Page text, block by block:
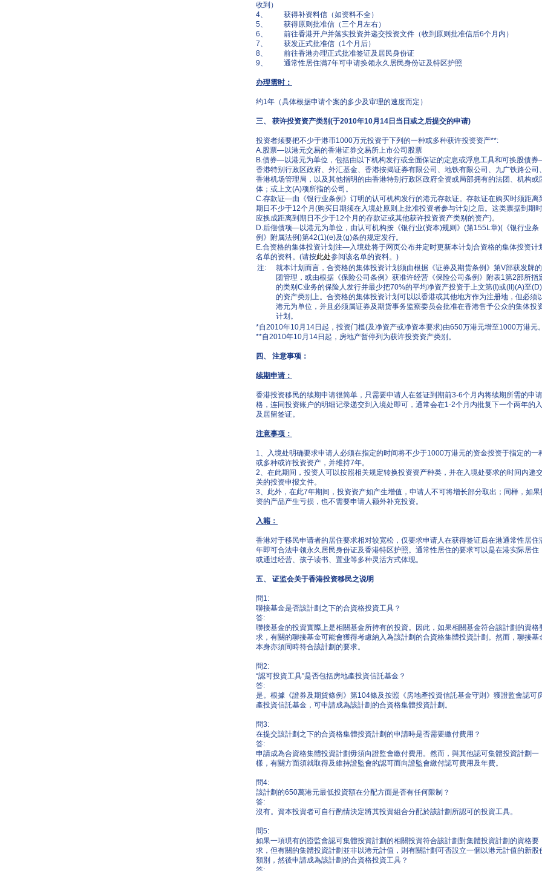
收到）
4、 获得补资料信（如资料不全）
5、 获得原则批准信（三个月左右）
6、 前往香港开户并落实投资并递交投资文件（收到原则批准信后6个月内）
7、 获发正式批准信（1个月后）
8、 前往香港办理正式批准签证及居民身份证
9、 通常性居住满7年可申请换领永久居民身份证及特区护照
办理需时：
约1年（具体根据申请个案的多少及审理的速度而定）
三、 获许投资资产类别(于2010年10月14日当日或之后提交的申请)
投资者须要把不少于港币1000万元投资于下列的一种或多种获许投资资产**:
A.股票—以港元交易的香港证券交易所上市公司股票
B.债券—以港元为单位，包括由以下机构发行或全面保证的定息或浮息工具和可换股债
香港特别行政区政府、外汇基金、香港按揭证券有限公司、地铁有限公司、九广铁路公司
香港机场管理局，以及其他指明的由香港特别行政区政府全资或局部拥有的法团、机构或
体；或上文(A)项所指的公司。
C.存款证—由《银行业条例》订明的认可机构发行的港元存款证。存款证在购买时须距离
期日不少于12个月(购买日期须在入境处原则上批准投资者参与计划之后。这类票据到期
应换成距离到期日不少于12个月的存款证或其他获许投资资产类别的资产)。
D.后偿债项—以港元为单位，由认可机构按《银行业(资本)规则》(第155L章)(《银行业条
例》附属法例)第42(1)(e)及(g)条的规定发行。
E.合资格的集体投资计划注—入境处将于网页公布并定时更新本计划合资格的集体投资计
名单的资料。(请按此处参阅该名单的资料。)
注:
就本计划而言，合资格的集体投资计划须由根据《证券及期货条例》第V部获发牌
团管理，或由根据《保险公司条例》获准许经营《保险公司条例》附表1第2部所指
的类别C业务的保险人发行并最少把70%的平均净资产投资于上文第(I)或(II)(A)至
的资产类别上。合资格的集体投资计划可以以香港或其他地方作为注册地，但必须
港元为单位，并且必须属证券及期货事务监察委员会批准在香港售予公众的集体投
计划。
*自2010年10月14日起，投资门槛(及净资产或净资本要求)由650万港元增至1000万港元
**自2010年10月14日起，房地产暂停列为获许投资资产类别。
四、 注意事项：
续期申请：
香港投资移民的续期申请很简单，只需要申请人在签证到期前3-6个月内将续期所需的申
格，连同投资账户的明细记录递交到入境处即可，通常会在1-2个月内批复下一个两年的
及居留签证。
注意事项：
1、入境处明确要求申请人必须在指定的时间将不少于1000万港元的资金投资于指定的一
或多种或许投资资产，并维持7年。
2、在此期间，投资人可以按照相关规定转换投资资产种类，并在入境处要求的时间内递
关的投资申报文件。
3、此外，在此7年期间，投资资产如产生增值，申请人不可将增长部分取出；同样，如果
资的产品产生亏损，也不需要申请人额外补充投资。
入籍：
香港对于移民申请者的居住要求相对较宽松，仅要求申请人在获得签证后在港通常性居住
年即可合法申领永久居民身份证及香港特区护照。通常性居住的要求可以是在港实际居住
或通过经营、孩子读书、置业等多种灵活方式体现。
五、 证监会关于香港投资移民之说明
問1:
聯接基金是否該計劃之下的合資格投資工具？
答:
聯接基金的投資實際上是相關基金所持有的投資。因此，如果相關基金符合該計劃的資格
求，有關的聯接基金可能會獲得考慮納入為該計劃的合資格集體投資計劃。然而，聯接基
本身亦須同時符合該計劃的要求。
問2:
“認可投資工具”是否包括房地產投資信託基金？
答:
是。根據《證券及期貨條例》第104條及按照《房地產投資信託基金守則》獲證監會認可
產投資信託基金，可申請成為該計劃的合資格集體投資計劃。
問3:
在提交該計劃之下的合資格集體投資計劃的申請時是否需要繳付費用？
答:
申請成為合資格集體投資計劃毋須向證監會繳付費用。然而，與其他認可集體投資計劃一
樣，有關方面須就取得及維持證監會的認可而向證監會繳付認可費用及年費。
問4:
該計劃的650萬港元最低投資額在分配方面是否有任何限制？
答:
沒有。資本投資者可自行酌情決定將其投資組合分配於該計劃所認可的投資工具。
問5:
如果一項現有的證監會認可集體投資計劃的相關投資符合該計劃對集體投資計劃的資格要
求，但有關的集體投資計劃並非以港元計值，則有關計劃可否設立一個以港元計值的新股
類別，然後申請成為該計劃的合資格投資工具？